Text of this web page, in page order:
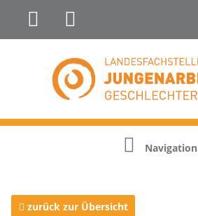
Navigation
zurück zur Übersicht